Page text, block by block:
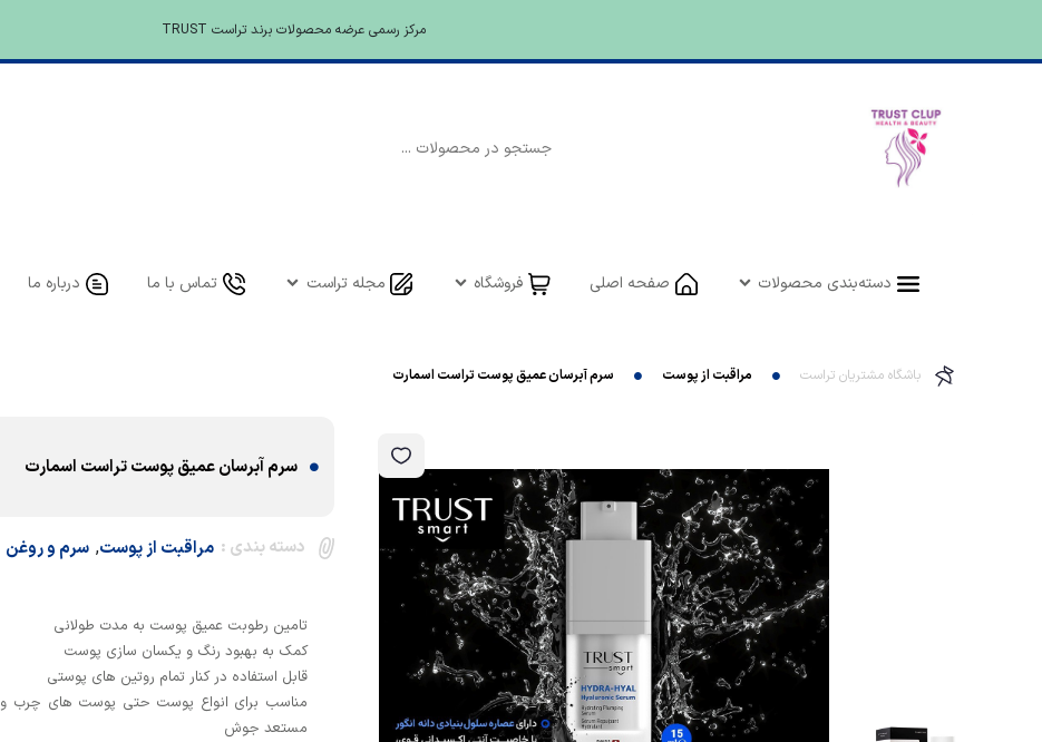
مرکز رسمی عرضه محصولات برند تراست TRUST
دسته‌بندی محصولات صفحه اصلی فروشگاه مجله تراست تماس با ما درباره ما
باشگاه مشتریان تراست مراقبت از پوست سرم آبرسان عمیق پوست تراست اسمارت
سرم آبرسان عمیق پوست تراست اسمارت
دسته بندی : مراقبت از پوست, سرم و روغن
مناسب برای انواع پوست حتی پوست های چرب و
مستعد جوش